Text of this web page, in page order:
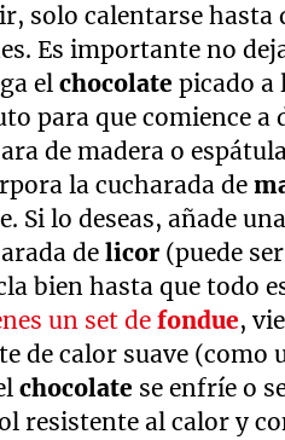
solo calentarse hasta
Es importante no
elchocolatepicado a
para que comience a
de madera o
la cucharada de
Si lo deseas, añade
delicor (puede
bien hasta que todo
un set defondue,
de calor suave (como
chocolate se enfríe o
resistente al calor y